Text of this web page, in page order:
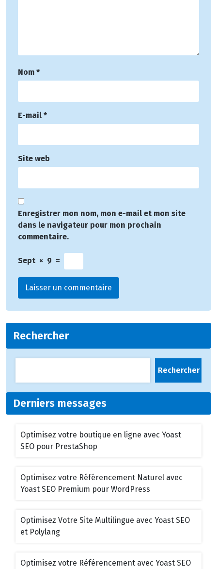
Nom *
E-mail *
Site web
Enregistrer mon nom, mon e-mail et mon site
dans le navigateur pour mon prochain
commentaire.
Sept × 9 =
Rechercher
Rechercher
Derniers messages
Optimisez votre boutique en ligne avec Yoast
SEO pour PrestaShop
Optimisez votre Référencement Naturel avec
Yoast SEO Premium pour WordPress
Optimisez Votre Site Multilingue avec Yoast SEO
et Polylang
Optimisez votre Référencement avec Yoast SEO